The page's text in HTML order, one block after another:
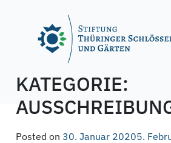
KATEGORIE:
Posted on 30. Januar 20205.